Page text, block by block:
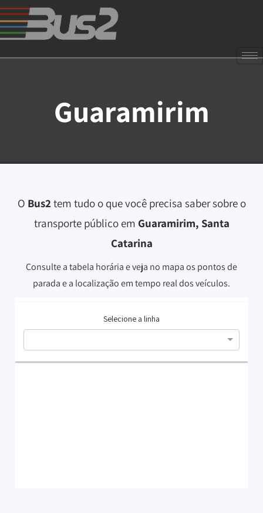
Guaramirim
O Bus2 tem tudo o que você precisa saber sobre o
transporte público em Guaramirim, Santa
Catarina
Consulte a tabela horária e veja no mapa os pontos de
parada e a localização em tempo real dos veículos.